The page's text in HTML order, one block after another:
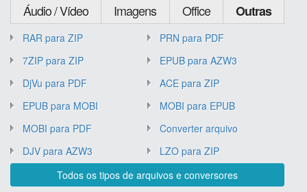
Áudio / Vídeo Imagens Office Outras
RAR para ZIP
PRN para PDF
7ZIP para ZIP
EPUB para AZW3
DjVu para PDF
ACE para ZIP
EPUB para MOBI
MOBI para EPUB
MOBI para PDF
Converter arquivo
DJV para AZW3
LZO para ZIP
Todos os tipos de arquivos e conversores